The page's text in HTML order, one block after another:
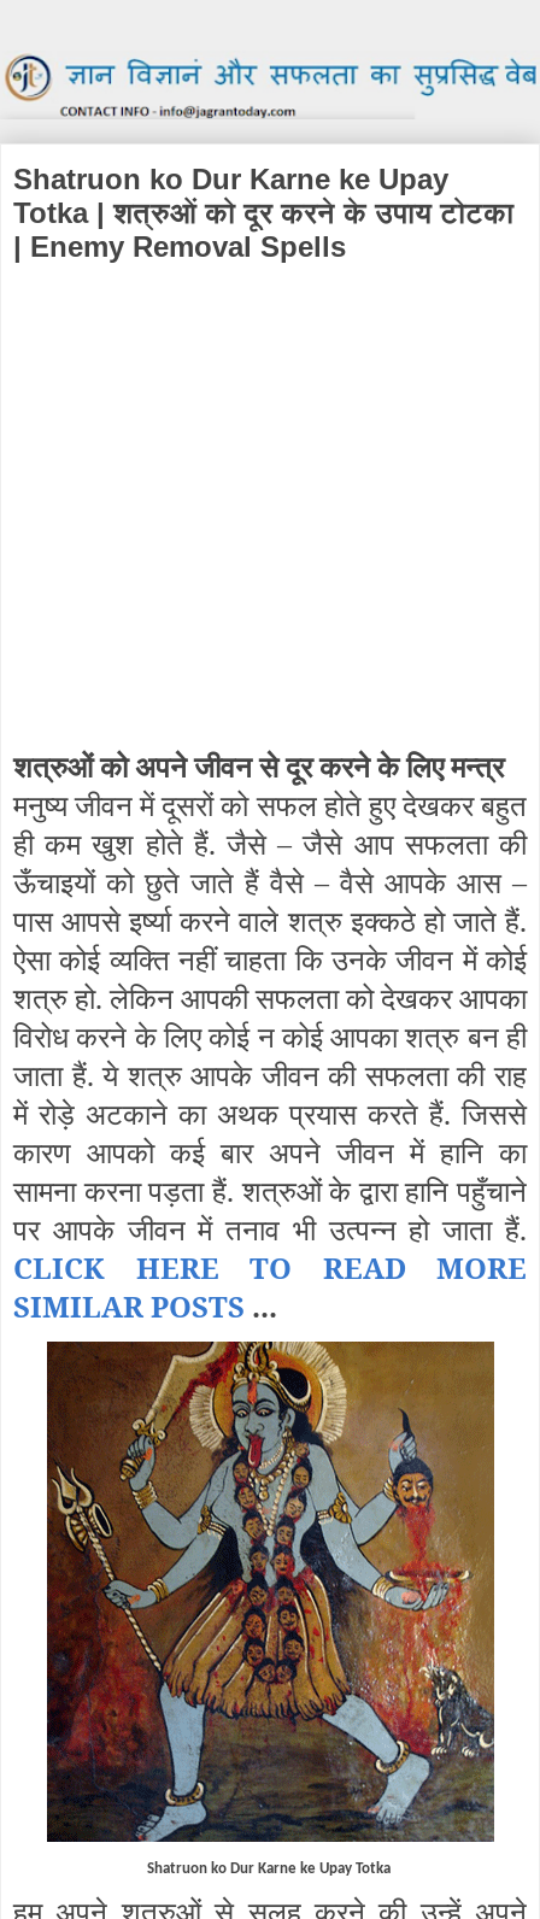
Shatruon ko Dur Karne ke Upay
Totka | शत्रुओं को दूर करने के उपाय टोटका
| Enemy Removal Spells
शत्रुओं को अपने जीवन से दूर करने के लिए मन्त्र
मनुष्य जीवन में दूसरों को सफल होते हुए देखकर बहुत
ही कम खुश होते हैं. जैसे – जैसे आप सफलता की
ऊँचाइयों को छुते जाते हैं वैसे – वैसे आपके आस –
पास आपसे इर्ष्या करने वाले शत्रु इक्कठे हो जाते हैं.
ऐसा कोई व्यक्ति नहीं चाहता कि उनके जीवन में कोई
शत्रु हो. लेकिन आपकी सफलता को देखकर आपका
विरोध करने के लिए कोई न कोई आपका शत्रु बन ही
जाता हैं. ये शत्रु आपके जीवन की सफलता की राह
में रोड़े अटकाने का अथक प्रयास करते हैं. जिससे
कारण आपको कई बार अपने जीवन में हानि का
सामना करना पड़ता हैं. शत्रुओं के द्वारा हानि पहुँचाने
पर आपके जीवन में तनाव भी उत्पन्न हो जाता हैं.
CLICK HERE TO READ MORE
SIMILAR POSTS ...
Shatruon ko Dur Karne ke Upay Totka